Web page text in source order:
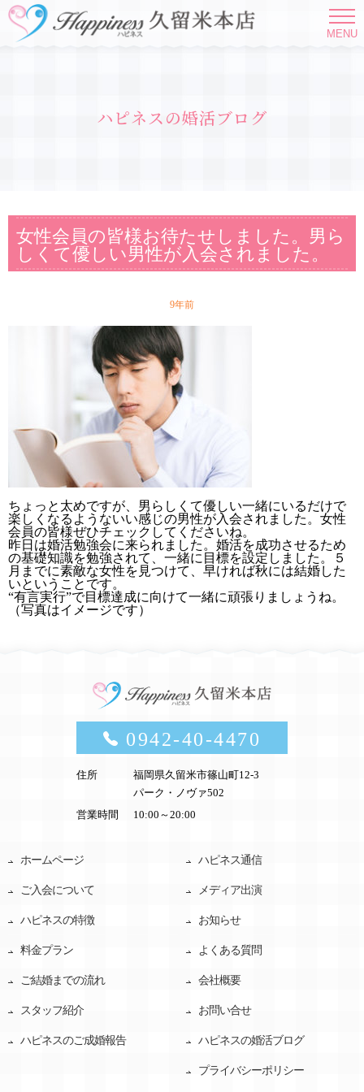
MENU
ハピネスの婚活ブログ
女性会員の皆様お待たせしました。男ら
しくて優しい男性が入会されました。
9年前
ちょっと太めですが、男らしくて優しい一緒にいるだけで
楽しくなるようないい感じの男性が入会されました。女性
会員の皆様ぜひチェックしてくださいね。
昨日は婚活勉強会に来られました。婚活を成功させるため
の基礎知識を勉強されて、一緒に目標を設定しました。５
月までに素敵な女性を見つけて、早ければ秋には結婚した
いということです。
“有言実行”で目標達成に向けて一緒に頑張りましょうね。
（写真はイメージです）
0942-40-4470
住所
福岡県久留米市篠山町12-3
パーク・ノヴァ502
営業時間
10:00～20:00
ホームページ
ご入会について
ハピネスの特徴
料金プラン
ご結婚までの流れ
スタッフ紹介
ハピネスのご成婚報告
ハピネス通信
メディア出演
お知らせ
よくある質問
会社概要
お問い合せ
ハピネスの婚活ブログ
プライバシーポリシー